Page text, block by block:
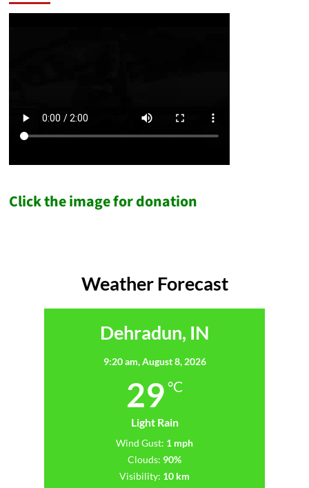
Click the image for donation
Weather Forecast
Dehradun, IN
9:20 am,August 8, 2026
29 °C
Light Rain
Wind Gust: 1 mph
Clouds: 90%
Visibility: 10 km